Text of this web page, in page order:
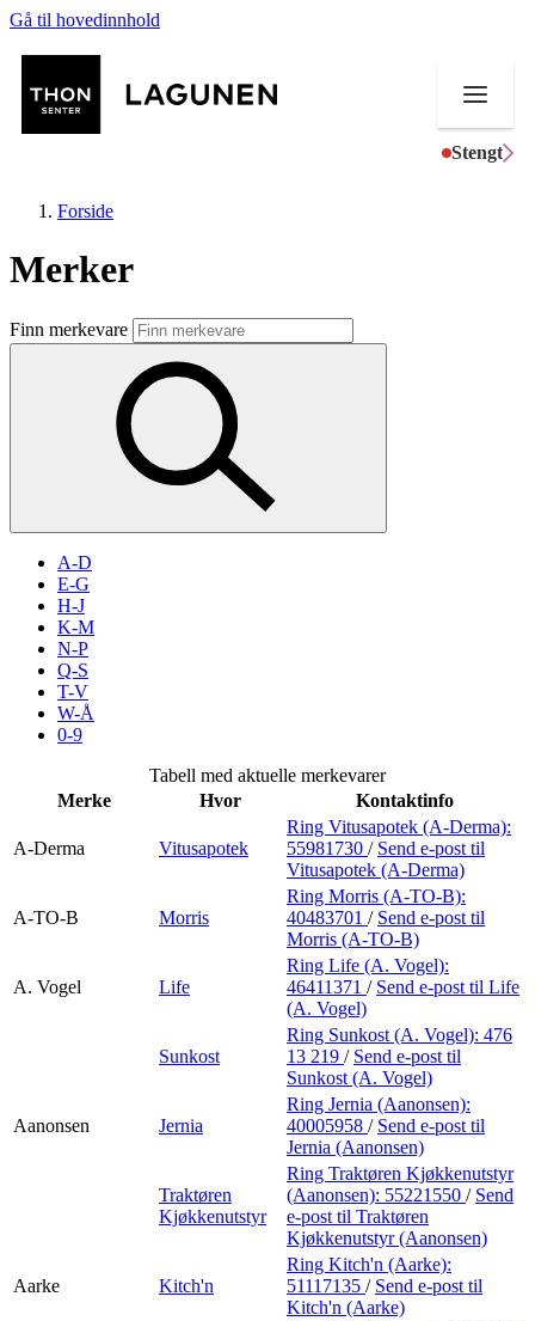
Gå til hovedinnhold
Stengt
Butikker
Mat og drikke
Aktiviteter
Inspirasjon
Søk
Parkering
Praktisk informasjon
Gavekort
Forside
Merker
Finn merkevare
A-D
E-G
H-J
K-M
N-P
Q-S
T-V
W-Å
0-9
Tabell med aktuelle merkevarer
Merke
Hvor Kontaktinfo
A-Derma Vitusapotek
Ring Vitusapotek (A-Derma):
55981730 / Send e-post til
Vitusapotek (A-Derma)
A-TO-B Morris
Ring Morris (A-TO-B):
40483701 / Send e-post til
Morris (A-TO-B)
A. Vogel Life
Ring Life (A. Vogel):
46411371 / Send e-post til Life
(A. Vogel)
Sunkost
Ring Sunkost (A. Vogel): 476
13 219 / Send e-post til
Sunkost (A. Vogel)
Aanonsen Jernia
Ring Jernia (Aanonsen):
40005958 / Send e-post til
Jernia (Aanonsen)
Traktøren
Kjøkkenutstyr
Ring Traktøren Kjøkkenutstyr
(Aanonsen): 55221550 / Send
e-post til Traktøren
Kjøkkenutstyr (Aanonsen)
Aarke Kitch'n
Ring Kitch'n (Aarke):
51117135 / Send e-post til
Kitch'n (Aarke)